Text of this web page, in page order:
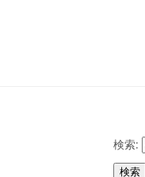
検索: